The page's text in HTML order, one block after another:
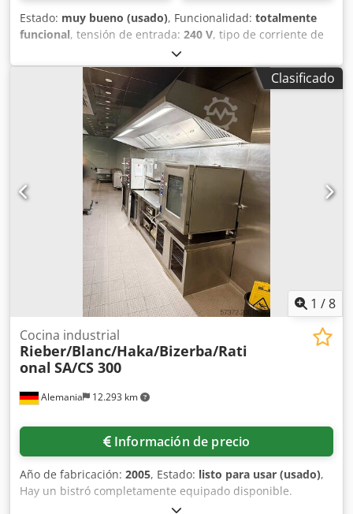
Estado: muy bueno (usado), Funcionalidad: totalmente
funcional, tensión de entrada: 240 V, tipo de corriente de
, corriente de entrada:
etiquetado (2x). Etiquetado. Peso del producto desde 150
g, presión de trabajo 6 bar. Báscula propia – pesaje del
producto. Hablamos inglés, alemán y lenguas de la ex-
Yugoslavia. Contacto posible también por WhatsApp.
Djdpfjyvd T Eox Ai Seck
Clasificado
1 /8
Alemania 12.293 km
Cocina industrial
Rieber/Blanc/Haka/Bizerba/Rati
onal SA/CS 300
Información de precio
Año de fabricación: 2005, Estado: listo para usar (usado),
Hay un bistró completamente equipado disponible.
Componentes: 1) Lavavajillas de arrastre. 2) Mobiliario. 3)